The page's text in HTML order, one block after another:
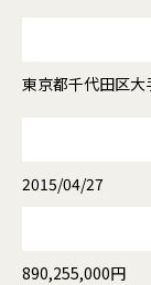
東京都千代田区
2015/04/27
890,255,000円